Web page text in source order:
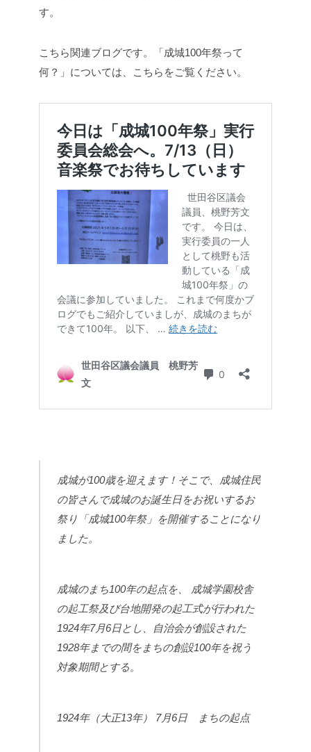
す。
こちら関連ブログです。「成城100年祭って
何？」については、こちらをご覧ください。
成城が100歳を迎えます！そこで、成城住民
の皆さんで成城のお誕生日をお祝いするお
祭り「成城100年祭」を開催することになり
ました。
成城のまち100年の起点を、 成城学園校舎
の起工祭及び台地開発の起工式が行われた
1924年7月6日とし、自治会が創設された
1928年までの間をまちの創設100年を祝う
対象期間とする。
1924年（大正13年） 7月6日 まちの起点